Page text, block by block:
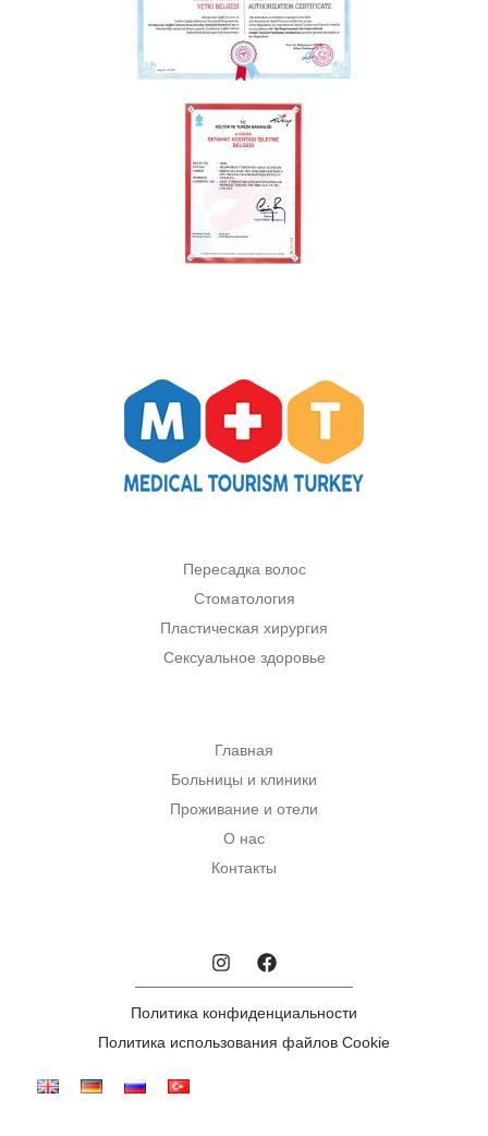
Пересадка волос
Стоматология
Пластическая хирургия
Сексуальное здоровье
Главная
Больницы и клиники
Проживание и отели
О нас
Контакты
Политика конфиденциальности
Политика использования файлов Cookie